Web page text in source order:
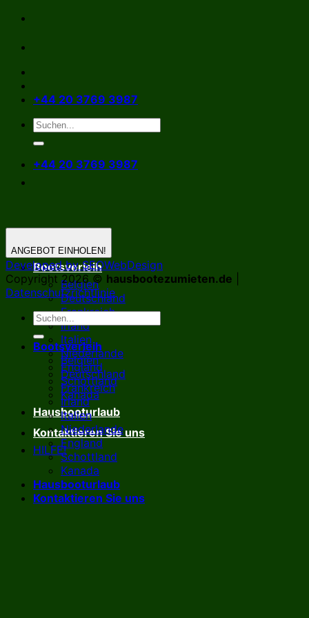
Zum
springen
+44 20 3769 3987
+44 20 3769 3987
Bootsverleih
Belgien
Deutschland
Frankreich
Irland
Italien
Niederlande
England
Schottland
Kanada
Hausbooturlaub
Kontaktieren Sie uns
HILFE!
ANGEBOT EINHOLEN!
Developed by SEOWebDesign
Copyright 2026 © hausbootezumieten.de
Datenschutzrichtlinie
Bootsverleih
Belgien
Deutschland
Frankreich
Irland
Italien
Niederlande
England
Schottland
Kanada
Hausbooturlaub
Kontaktieren Sie uns